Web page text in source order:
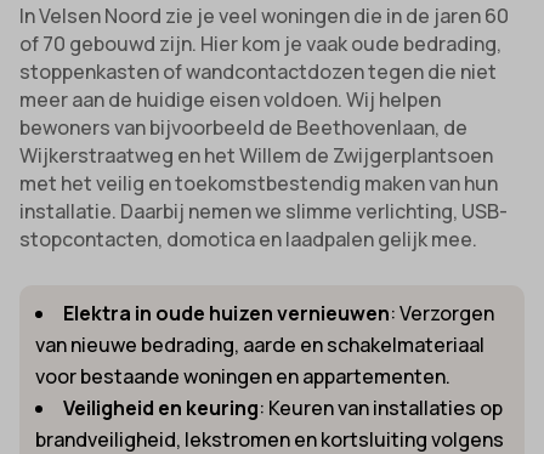
In Velsen Noord zie je veel woningen die in de jaren 60
of 70 gebouwd zijn. Hier kom je vaak oude bedrading,
stoppenkasten of wandcontactdozen tegen die niet
meer aan de huidige eisen voldoen. Wij helpen
bewoners van bijvoorbeeld de Beethovenlaan, de
Wijkerstraatweg en het Willem de Zwijgerplantsoen
met het veilig en toekomstbestendig maken van hun
installatie. Daarbij nemen we slimme verlichting, USB-
stopcontacten, domotica en laadpalen gelijk mee.
Elektra in oude huizen vernieuwen: Verzorgen
van nieuwe bedrading, aarde en schakelmateriaal
voor bestaande woningen en appartementen.
Veiligheid en keuring: Keuren van installaties op
brandveiligheid, lekstromen en kortsluiting volgens